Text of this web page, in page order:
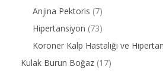
Anjina Pektoris (7)
Hipertansiyon (73)
Koroner Kalp Hastalığı ve
Kulak Burun Boğaz (17)